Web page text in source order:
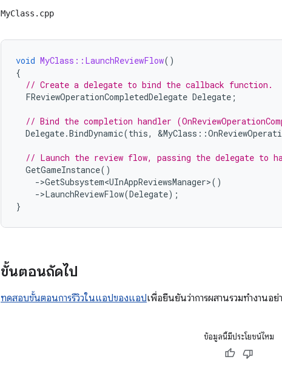
MyClass.cpp
void MyClass::LaunchReviewFlow()
{
// Create a delegate to bind the callback function.
FReviewOperationCompletedDelegate Delegate ;
// Bind the completion handler
Delegate.BindDynamic(this, &MyClass ::
// Launch the review flow, passing the delegate to
GetGameInstance()
->GetSubsystem<UInAppReviewsManager>()
->LaunchReviewFlow(Delegate);
}
ขั้นตอนถัดไป
ทดสอบขั้นตอนการรีวิวในแอปของแอปเพื่อยืนยันว่าการผสานรวมทํางานอย่
ข้อมูลนี้มีประโยชน์ไหม